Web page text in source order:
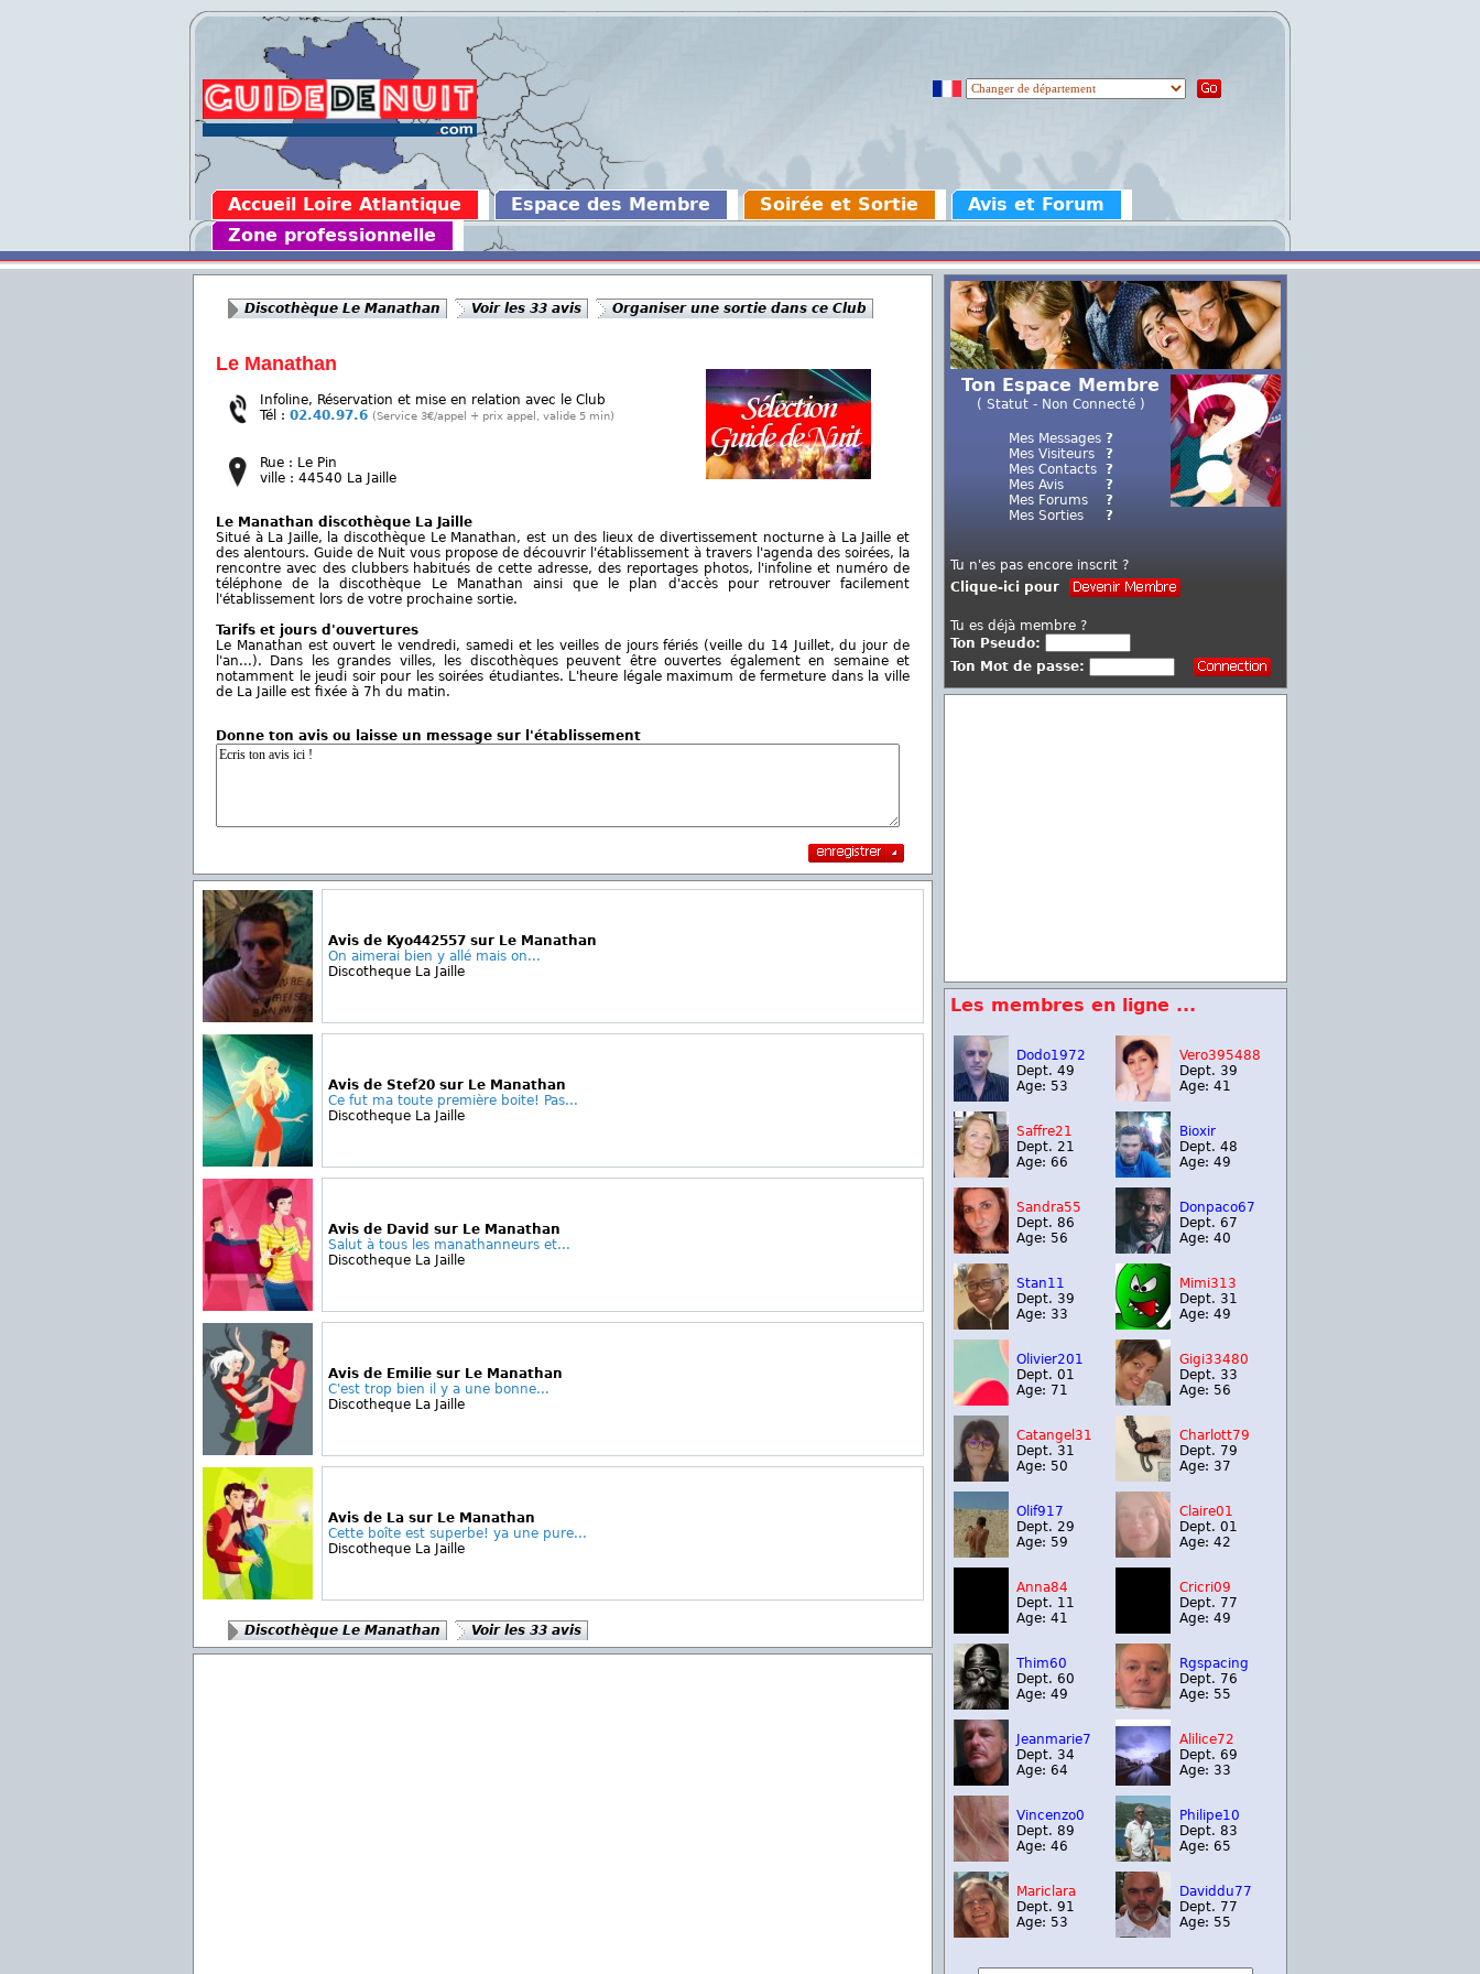
Accueil Loire Atlantique Espace des Membre Soirée et Sortie
Avis et Forum
Zone professionnelle
Discothèque Le Manathan Voir les 33 avis Organiser une sortie dans ce Club
Le Manathan
Infoline, Réservation et mise en relation avec le Club
Tél : 02.40.97.6 (Service 3€/appel + prix appel, valide 5 min)
Rue : Le Pin
ville : 44540 La Jaille
Le Manathan discothèque La Jaille
Situé à La Jaille, la discothèque Le Manathan, est un des lieux de divertissement nocturne à La Jaille et
des alentours. Guide de Nuit vous propose de découvrir l'établissement à travers l'agenda des soirées, la
rencontre avec des clubbers habitués de cette adresse, des reportages photos, l'infoline et numéro de
téléphone de la discothèque Le Manathan ainsi que le plan d'accès pour retrouver facilement
l'établissement lors de votre prochaine sortie.
Tarifs et jours d'ouvertures
Le Manathan est ouvert le vendredi, samedi et les veilles de jours fériés (veille du 14 Juillet, du jour de
l'an...). Dans les grandes villes, les discothèques peuvent être ouvertes également en semaine et
notamment le jeudi soir pour les soirées étudiantes. L'heure légale maximum de fermeture dans la ville
de La Jaille est fixée à 7h du matin.
Donne ton avis ou laisse un message sur l'établissement
Avis de Kyo442557 sur Le Manathan
On aimerai bien y allé mais on...
Discotheque La Jaille
Avis de Stef20 sur Le Manathan
Ce fut ma toute première boite! Pas...
Discotheque La Jaille
Avis de David sur Le Manathan
Salut à tous les manathanneurs et...
Discotheque La Jaille
Avis de Emilie sur Le Manathan
C'est trop bien il y a une bonne...
Discotheque La Jaille
Avis de La sur Le Manathan
Cette boîte est superbe! ya une pure...
Discotheque La Jaille
Discothèque Le Manathan Voir les 33 avis
Ton Espace Membre
( Statut - Non Connecté )
Mes Messages
Mes Visiteurs
Mes Contacts
Mes Avis
Mes Forums
Mes Sorties
?
?
?
?
?
?
Tu n'es pas encore inscrit ?
Clique-ici pour
Tu es déjà membre ?
Ton Pseudo:
Ton Mot de passe:
Les membres en ligne ...
Dodo1972
Dept. 49
Age: 53
Vero395488
Dept. 39
Age: 41
Saffre21
Dept. 21
Age: 66
Bioxir
Dept. 48
Age: 49
Sandra55
Dept. 86
Age: 56
Donpaco67
Dept. 67
Age: 40
Stan11
Dept. 39
Age: 33
Mimi313
Dept. 31
Age: 49
Olivier201
Dept. 01
Age: 71
Gigi33480
Dept. 33
Age: 56
Catangel31
Dept. 31
Age: 50
Charlott79
Dept. 79
Age: 37
Olif917
Dept. 29
Age: 59
Claire01
Dept. 01
Age: 42
Anna84
Dept. 11
Age: 41
Cricri09
Dept. 77
Age: 49
Thim60
Dept. 60
Age: 49
Rgspacing
Dept. 76
Age: 55
Jeanmarie7
Dept. 34
Age: 64
Alilice72
Dept. 69
Age: 33
Vincenzo0
Dept. 89
Age: 46
Philipe10
Dept. 83
Age: 65
Mariclara
Dept. 91
Age: 53
Daviddu77
Dept. 77
Age: 55